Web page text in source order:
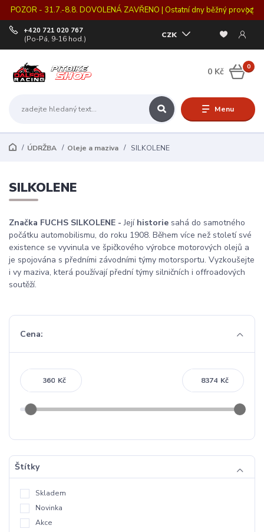
POZOR - 31.7.-8.8. DOVOLENÁ ZAVŘENO | Ostatní dny běžný provoz
Menu
CZK
+420 721 020 767
(Po-Pá, 9-16 hod.)
0
0 Kč
ÚDRŽBA Oleje a maziva SILKOLENE
SILKOLENE
Značka FUCHS SILKOLENE -Její historie sahá do samotného
počátku automobilismu, do roku 1908. Během více než století své
existence se vyvinula ve špičkového výrobce motorových olejů a
je spojována s předními závodními týmy motorsportu. Vyzkoušejte
i vy maziva, která používají přední týmy silničních i offroadových
soutěží.
Cena:
Kč Kč
Štítky
Skladem
Novinka
Akce